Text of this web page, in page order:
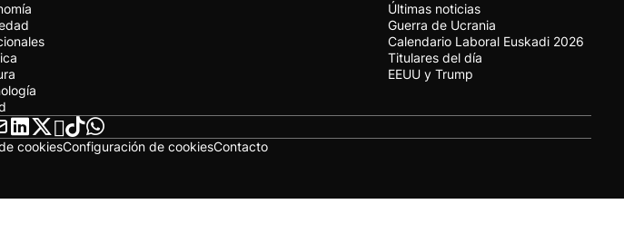
Últimas noticias
Guerra de Ucrania
Calendario Laboral Euskadi 2026
Titulares del día
EEUU y Trump
cookiesConfiguración de cookiesContacto